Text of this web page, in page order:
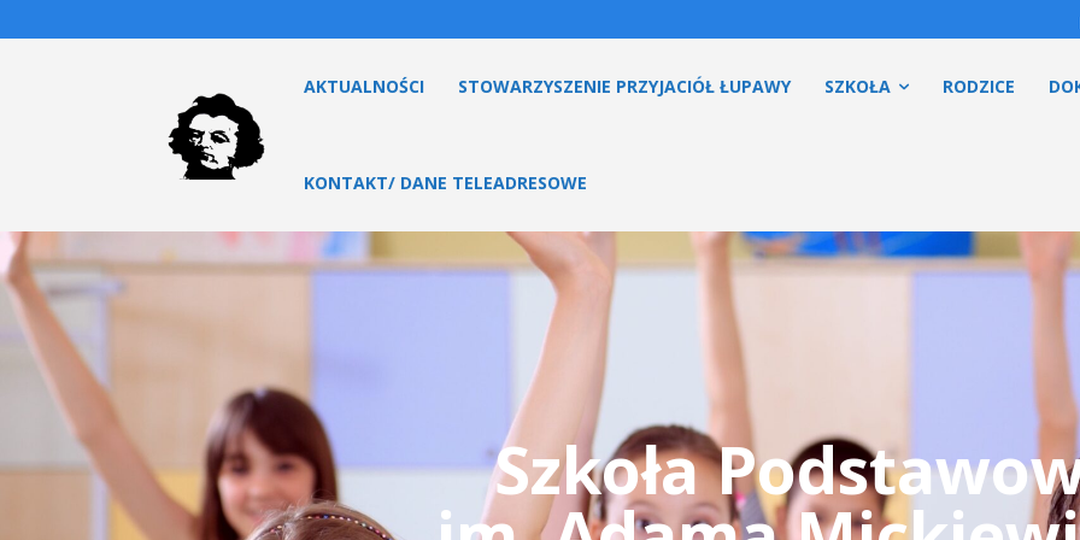
AKTUALNOŚCI STOWARZYSZENIE PRZYJACIÓŁ ŁUPAWY SZKOŁA RODZICE
KONTAKT/ DANE TELEADRESOWE
Szkoła